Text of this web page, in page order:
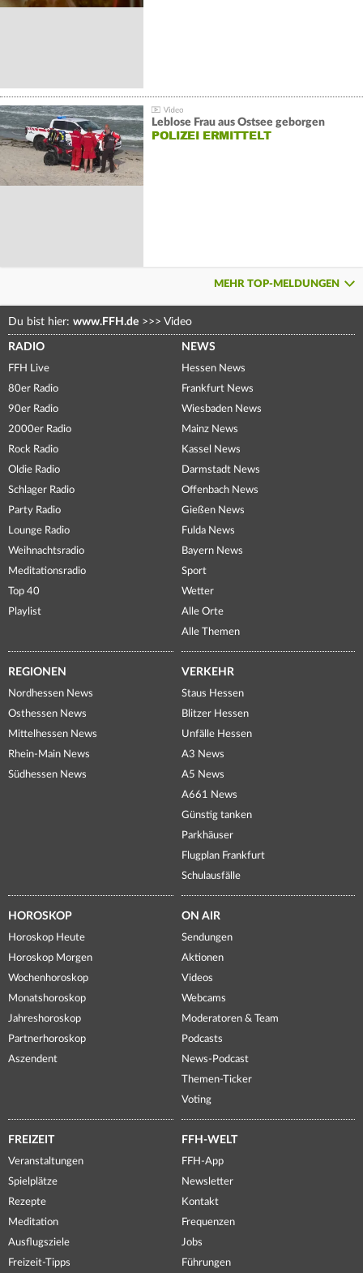
Leblose Frau aus Ostsee geborgen
POLIZEI ERMITTELT
MEHR TOP-MELDUNGEN
Du bist hier: www.FFH.de >>> Video
RADIO
FFH Live
80er Radio
90er Radio
2000er Radio
Rock Radio
Oldie Radio
Schlager Radio
Party Radio
Lounge Radio
Weihnachtsradio
Meditationsradio
Top 40
Playlist
NEWS
Hessen News
Frankfurt News
Wiesbaden News
Mainz News
Kassel News
Darmstadt News
Offenbach News
Gießen News
Fulda News
Bayern News
Sport
Wetter
Alle Orte
Alle Themen
REGIONEN
Nordhessen News
Osthessen News
Mittelhessen News
Rhein-Main News
Südhessen News
VERKEHR
Staus Hessen
Blitzer Hessen
Unfälle Hessen
A3 News
A5 News
A661 News
Günstig tanken
Parkhäuser
Flugplan Frankfurt
Schulausfälle
HOROSKOP
Horoskop Heute
Horoskop Morgen
Wochenhoroskop
Monatshoroskop
Jahreshoroskop
Partnerhoroskop
Aszendent
ON AIR
Sendungen
Aktionen
Videos
Webcams
Moderatoren & Team
Podcasts
News-Podcast
Themen-Ticker
Voting
FREIZEIT
Veranstaltungen
Spielplätze
Rezepte
Meditation
Ausflugsziele
Freizeit-Tipps
FFH-WELT
FFH-App
Newsletter
Kontakt
Frequenzen
Jobs
Führungen